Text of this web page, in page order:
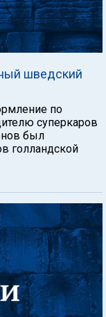
шведский
по
суперкаров
был
голландской